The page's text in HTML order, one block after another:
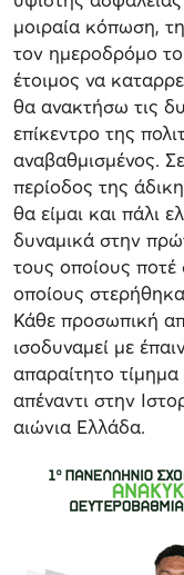
μοιραία κόπωση,
τον ημεροδρόμο
έτοιμος να
θα ανακτήσω τις
επίκεντρο της
αναβαθμισμένος.
περίοδος της
θα είμαι και πάλι
δυναμικά στην
τους οποίους ποτέ
οποίους
Κάθε προσωπική
ισοδυναμεί με
απαραίτητο
απέναντι στην
αιώνια Ελλάδα.